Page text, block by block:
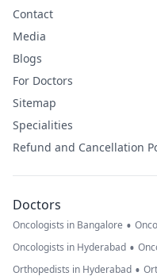
Contact
Media
Blogs
For Doctors
Sitemap
Specialities
Refund and Cancellation
Doctors
Oncologists in Bangalore •
Oncologists in Hyderabad •
Orthopedists in Hyderabad •